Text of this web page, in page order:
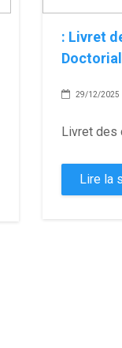
: Livret
29/12/2025
Livret
Lire la